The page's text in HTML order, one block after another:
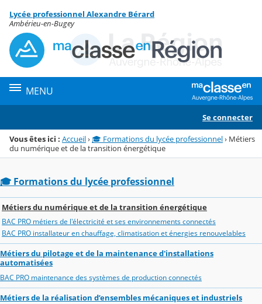
Menu de la rubrique
Contenu
Lycée professionnel Alexandre Bérard
Ambérieu-en-Bugey
MENU
Se connecter
Vous êtes ici : Accueil› 🎓 Formations du lycée professionnel› Métiers
du numérique et de la transition énergétique
🎓 Formations du lycée professionnel
Métiers du numérique et de la transition énergétique
BAC PRO métiers de l'électricité et ses environnements connectés
BAC PRO installateur en chauffage, climatisation et énergies renouvelables
Métiers du pilotage et de la maintenance d'installations
automatisées
BAC PRO maintenance des systèmes de production connectés
Métiers de la réalisation d’ensembles mécaniques et industriels